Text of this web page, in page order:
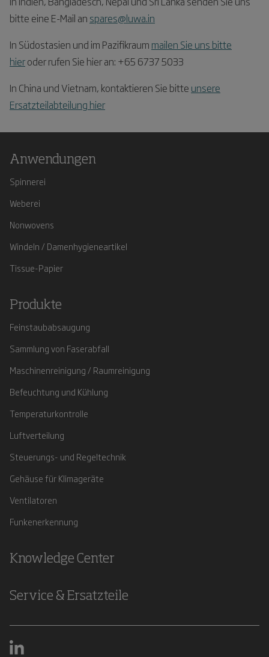
bitte eine E-Mail an spares@luwa.in
In Südostasien und im Pazifikraum mailen Sie uns bitte
hieroder rufen Sie hier an: +65 6737 5033
In China und Vietnam, kontaktieren Sie bitte unsere
Ersatzteilabteilung hier
Anwendungen
Spinnerei
Weberei
Nonwovens
Windeln / Damenhygieneartikel
Tissue-Papier
Produkte
Feinstaubabsaugung
Sammlung von Faserabfall
Maschinenreinigung / Raumreinigung
Befeuchtung und Kühlung
Temperaturkontrolle
Luftverteilung
Steuerungs- und Regeltechnik
Gehäuse für Klimageräte
Ventilatoren
Funkenerkennung
Knowledge Center
Service & Ersatzteile